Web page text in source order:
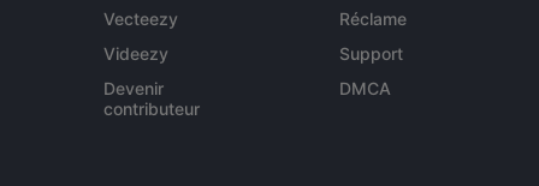
Vecteezy
Videezy
Devenir
contributeur
Réclame
Support
DMCA